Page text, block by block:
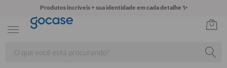
Produtos incríveis + sua identidade em cada detalhe ✨